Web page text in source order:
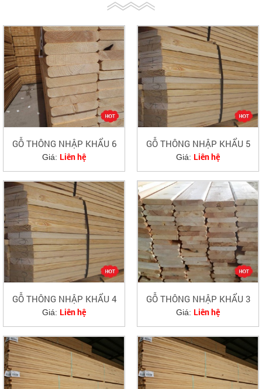
GỖ THÔNG NHẬP KHẨU 6
Giá: Liên hệ
GỖ THÔNG NHẬP KHẨU 5
Giá: Liên hệ
GỖ THÔNG NHẬP KHẨU 4
Giá: Liên hệ
GỖ THÔNG NHẬP KHẨU 3
Giá: Liên hệ